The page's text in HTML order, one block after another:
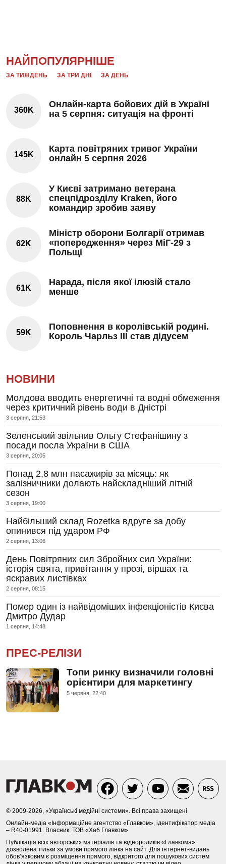
НАЙПОПУЛЯРНІШЕ
ЗА ТИЖДЕНЬ ЗА ТРИ ДНІ ЗА ДЕНЬ
360K
Онлайн-карта бойових дій в Україні
на 5 серпня: ситуація на фронті
145K
Карта повітряних тривог України
онлайн 5 серпня 2026
88K
У Києві затримано ветерана
спецпідрозділу Kraken, його
командир зробив заяву
62K
Міністр оборони Болгарії отримав
«попередження» через МіГ-29 з
Польщі
61K
Нарада, після якої ілюзій стало
менше
59K
Поповнення в королівській родині.
Король Чарльз III став дідусем
НОВИНИ
Молдова вводить енергетичні та водні обмеження
через критичний рівень води в Дністрі
3 серпня, 21:53
Зеленський звільнив Ольгу Стефанішину з
посади посла України в США
3 серпня, 20:05
Понад 2,8 млн пасажирів за місяць: як
залізничники долають найскладніший літній
сезон
3 серпня, 19:00
Найбільший склад Rozetka вдруге за добу
опинився під ударом РФ
2 серпня, 13:06
День Повітряних сил Збройних сил України:
історія свята, привітання у прозі, віршах та
яскравих листівках
2 серпня, 08:15
Помер один із найвідоміших інфекціоністів Києва
Дмитро Дудар
1 серпня, 14:48
ПРЕС-РЕЛІЗИ
Топи ринку визначили головні
орієнтири для маркетингу
5 червня, 22:40
© 2009-2026, «Українські медійні системи». Всі права захищені
Онлайн-медіа «Інформаційне агентство «Главком», ідентифікатор медіа
– R40-01991. Власник: ТОВ «Хаб Главком»
Публікація всіх авторських матеріалів та відеороликів «Главкома»
дозволена тільки за умови прямого лінка на сайт. Для інтернет-видань
обов’язковим є розміщення прямого, відкритого для пошукових систем